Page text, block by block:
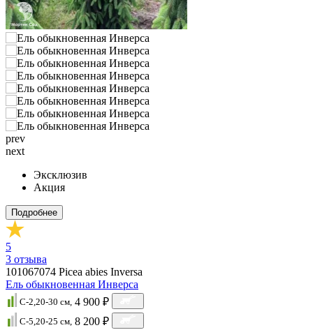
prev
next
Эксклюзив
Акция
Подробнее
5
3 отзыва
101067074 Picea abies Inversa
Ель обыкновенная Инверса
C-2,20-30 см, 4 900 ₽
C-5,20-25 см, 8 200 ₽